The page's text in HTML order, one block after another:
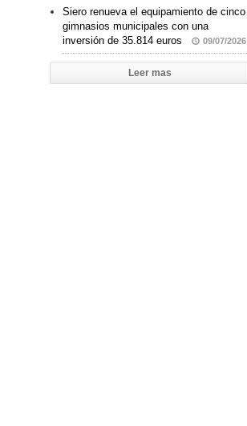
Siero renueva el equipamiento de cinco
gimnasios municipales con una
inversión de 35.814 euros
09/07/2026
Leer mas